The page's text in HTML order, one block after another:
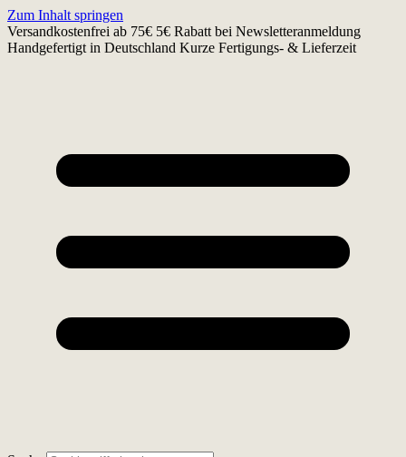
Zum Inhalt springen
Versandkostenfrei ab 75€ 5€ Rabatt bei Newsletteranmeldung
Handgefertigt in Deutschland Kurze Fertigungs- & Lieferzeit